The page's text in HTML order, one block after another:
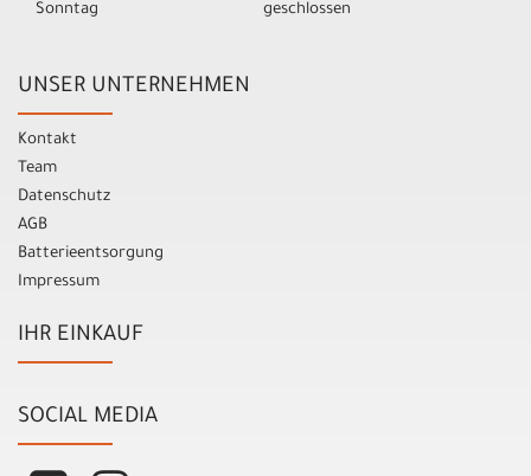
Sonntag
geschlossen
UNSER UNTERNEHMEN
Kontakt
Team
Datenschutz
AGB
Batterieentsorgung
Impressum
IHR EINKAUF
SOCIAL MEDIA